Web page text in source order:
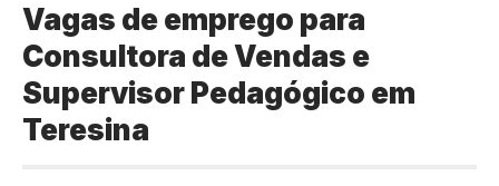
Vagas de emprego para
Consultora de Vendas e
Supervisor Pedagógico em
Teresina